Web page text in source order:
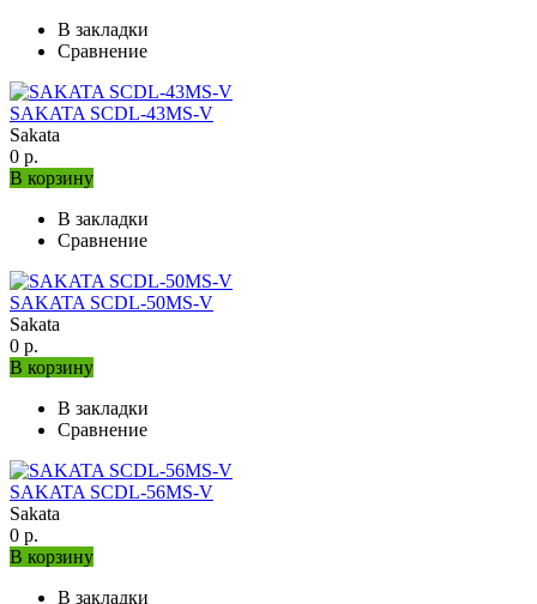
В закладки
Сравнение
SAKATA SCDL-43MS-V
Sakata
0 р.
В корзину
В закладки
Сравнение
SAKATA SCDL-50MS-V
Sakata
0 р.
В корзину
В закладки
Сравнение
SAKATA SCDL-56MS-V
Sakata
0 р.
В корзину
В закладки